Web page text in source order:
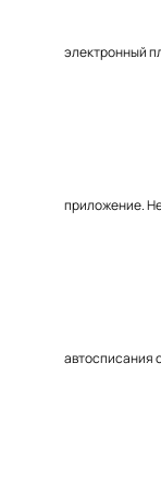
электронный
приложение.
автосписания